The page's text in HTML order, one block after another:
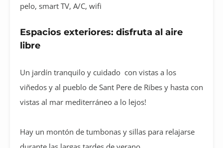
pelo, smart TV, A/C, wifi
Espacios exteriores: disfruta al aire
libre
Un jardín tranquilo y cuidado con vistas a los
viñedos y al pueblo de Sant Pere de Ribes y hasta con
vistas al mar mediterráneo a lo lejos!
Hay un montón de tumbonas y sillas para relajarse